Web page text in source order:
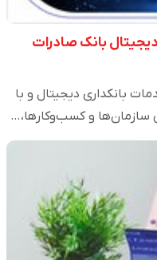
بانک صادرات
بانکداری دیجیتال و با
سازمان‌ها و کسب‌وکارها،…